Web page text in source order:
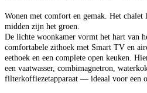
Wonen met comfort en gemak. Het chalet
midden zijn het groen.
De lichte woonkamer vormt het hart van
comfortabele zithoek met Smart TV en
eethoek en een complete open keuken.
een vaatwasser, combimagnetron,
filterkoffiezetapparaat — ideaal voor een